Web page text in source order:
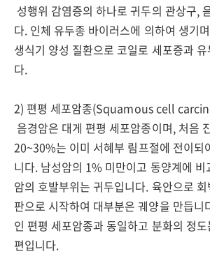
성행위 감염증의 하나로 귀두의 관상구,
다. 인체 유두종 바이러스에 의하여 생기
생식기 양성 질환으로 코일로 세포증과
다.
2) 편평 세포암종(Squamous cell
음경암은 대게 편평 세포암종이며, 처음
20~30%는 이미 서혜부 림프절에 전이되
니다. 남성암의 1% 미만이고 동양계에 비
암의 호발부위는 귀두입니다. 육안으로
판으로 시작하여 대부분은 궤양을 만듭니
인 편평 세포암종과 동일하고 분화의 정
편입니다.